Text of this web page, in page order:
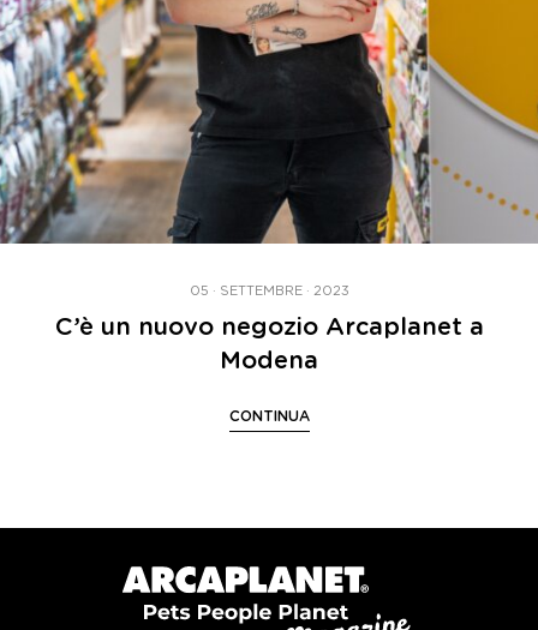
05 · SETTEMBRE · 2023
C’è un nuovo negozio Arcaplanet a
Modena
CONTINUA